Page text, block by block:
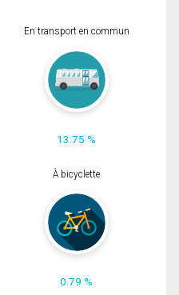
En transport en commun
13.75 %
À bicyclette
0.79 %